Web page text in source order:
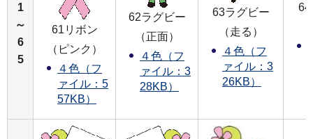
1
～
6
5
61リボン
（ピンク）
４色（フ
ァイル：5
57KB）
62ラグビー
（正面）
４色（フ
ァイル：3
28KB）
63ラグビー
（走る）
４色（フ
ァイル：3
26KB）
64